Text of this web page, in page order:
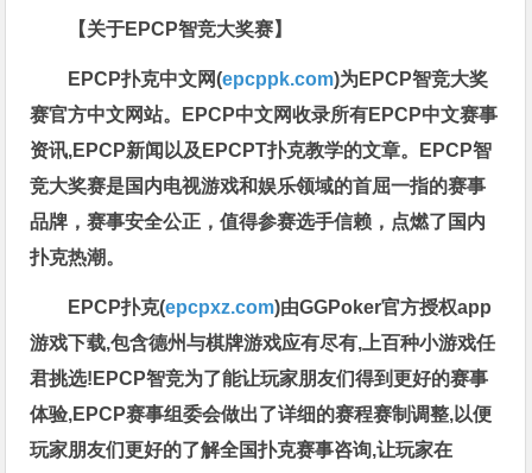
【关于EPCP智竞大奖赛】
EPCP扑克中文网(epcppk.com)为EPCP智竞大奖
赛官方中文网站。EPCP中文网收录所有EPCP中文赛事
资讯,EPCP新闻以及EPCPT扑克教学的文章。EPCP智
竞大奖赛是国内电视游戏和娱乐领域的首屈一指的赛事
品牌，赛事安全公正，值得参赛选手信赖，点燃了国内
扑克热潮。
EPCP扑克(epcpxz.com)由GGPoker官方授权app
游戏下载,包含德州与棋牌游戏应有尽有,上百种小游戏任
君挑选!EPCP智竞为了能让玩家朋友们得到更好的赛事
体验,EPCP赛事组委会做出了详细的赛程赛制调整,以便
玩家朋友们更好的了解全国扑克赛事咨询,让玩家在